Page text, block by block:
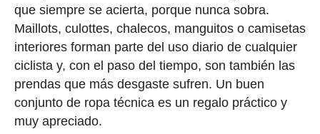
que siempre se acierta, porque nunca sobra.
Maillots, culottes, chalecos, manguitos o camisetas
interiores forman parte del uso diario de cualquier
ciclista y, con el paso del tiempo, son también las
prendas que más desgaste sufren. Un buen
conjunto de ropa técnica es un regalo práctico y
muy apreciado.